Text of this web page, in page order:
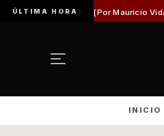
ÚLTIMA HORA
[Por Mauricio Vidal Guerra] Informe
INICIO